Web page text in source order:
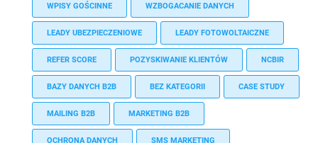
WPISY GOŚCINNE WZBOGACANIE DANYCH
LEADY UBEZPIECZENIOWE LEADY FOTOWOLTAICZNE
REFER SCORE POZYSKIWANIE KLIENTÓW NCBIR
BAZY DANYCH B2B BEZ KATEGORII CASE STUDY
MAILING B2B MARKETING B2B
OCHRONA DANYCH SMS MARKETING